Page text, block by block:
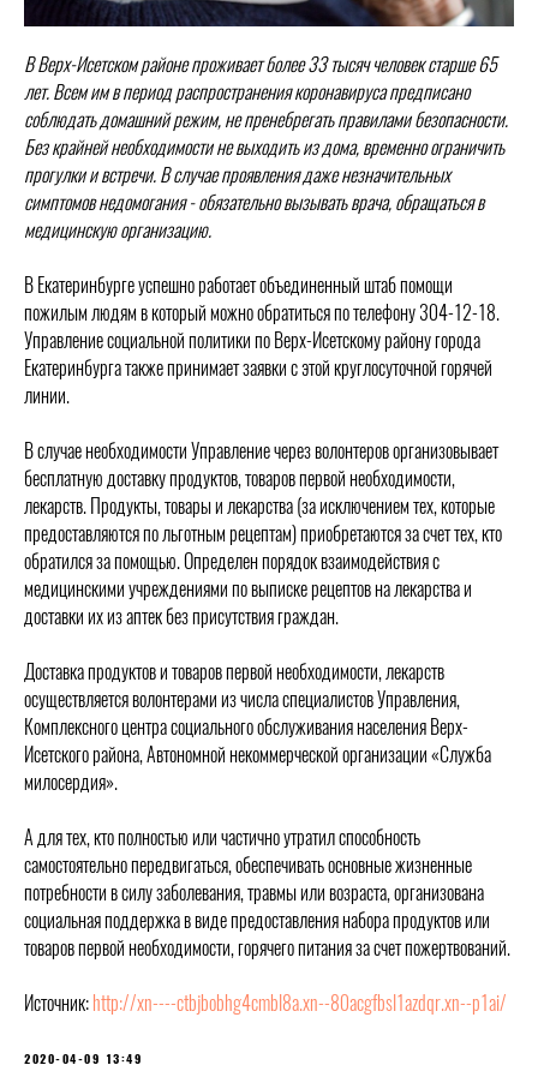
В Верх-Исетском районе проживает более 33 тысяч человек старше 65
лет. Всем им в период распространения коронавируса предписано
соблюдать домашний режим, не пренебрегать правилами безопасности.
Без крайней необходимости не выходить из дома, временно ограничить
прогулки и встречи. В случае проявления даже незначительных
симптомов недомогания - обязательно вызывать врача, обращаться в
медицинскую организацию.
В Екатеринбурге успешно работает объединенный штаб помощи
пожилым людям в который можно обратиться по телефону 304-12-18.
Управление социальной политики по Верх-Исетскому району города
Екатеринбурга также принимает заявки с этой круглосуточной горячей
линии.
В случае необходимости Управление через волонтеров организовывает
бесплатную доставку продуктов, товаров первой необходимости,
лекарств. Продукты, товары и лекарства (за исключением тех, которые
предоставляются по льготным рецептам) приобретаются за счет тех, кто
обратился за помощью. Определен порядок взаимодействия с
медицинскими учреждениями по выписке рецептов на лекарства и
доставки их из аптек без присутствия граждан.
Доставка продуктов и товаров первой необходимости, лекарств
осуществляется волонтерами из числа специалистов Управления,
Комплексного центра социального обслуживания населения Верх-
Исетского района, Автономной некоммерческой организации «Служба
милосердия».
А для тех, кто полностью или частично утратил способность
самостоятельно передвигаться, обеспечивать основные жизненные
потребности в силу заболевания, травмы или возраста, организована
социальная поддержка в виде предоставления набора продуктов или
товаров первой необходимости, горячего питания за счет пожертвований.
Источник: http://xn----ctbjbobhg4cmbl8a.xn--80acgfbsl1azdqr.xn--p1ai/
2020-04-09 13:49